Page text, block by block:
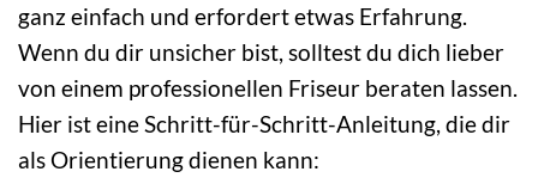
ganz einfach und erfordert etwas Erfahrung.
Wenn du dir unsicher bist, solltest du dich lieber
von einem professionellen Friseur beraten lassen.
Hier ist eine Schritt-für-Schritt-Anleitung, die dir
als Orientierung dienen kann: